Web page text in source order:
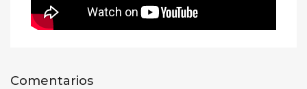
Comentarios